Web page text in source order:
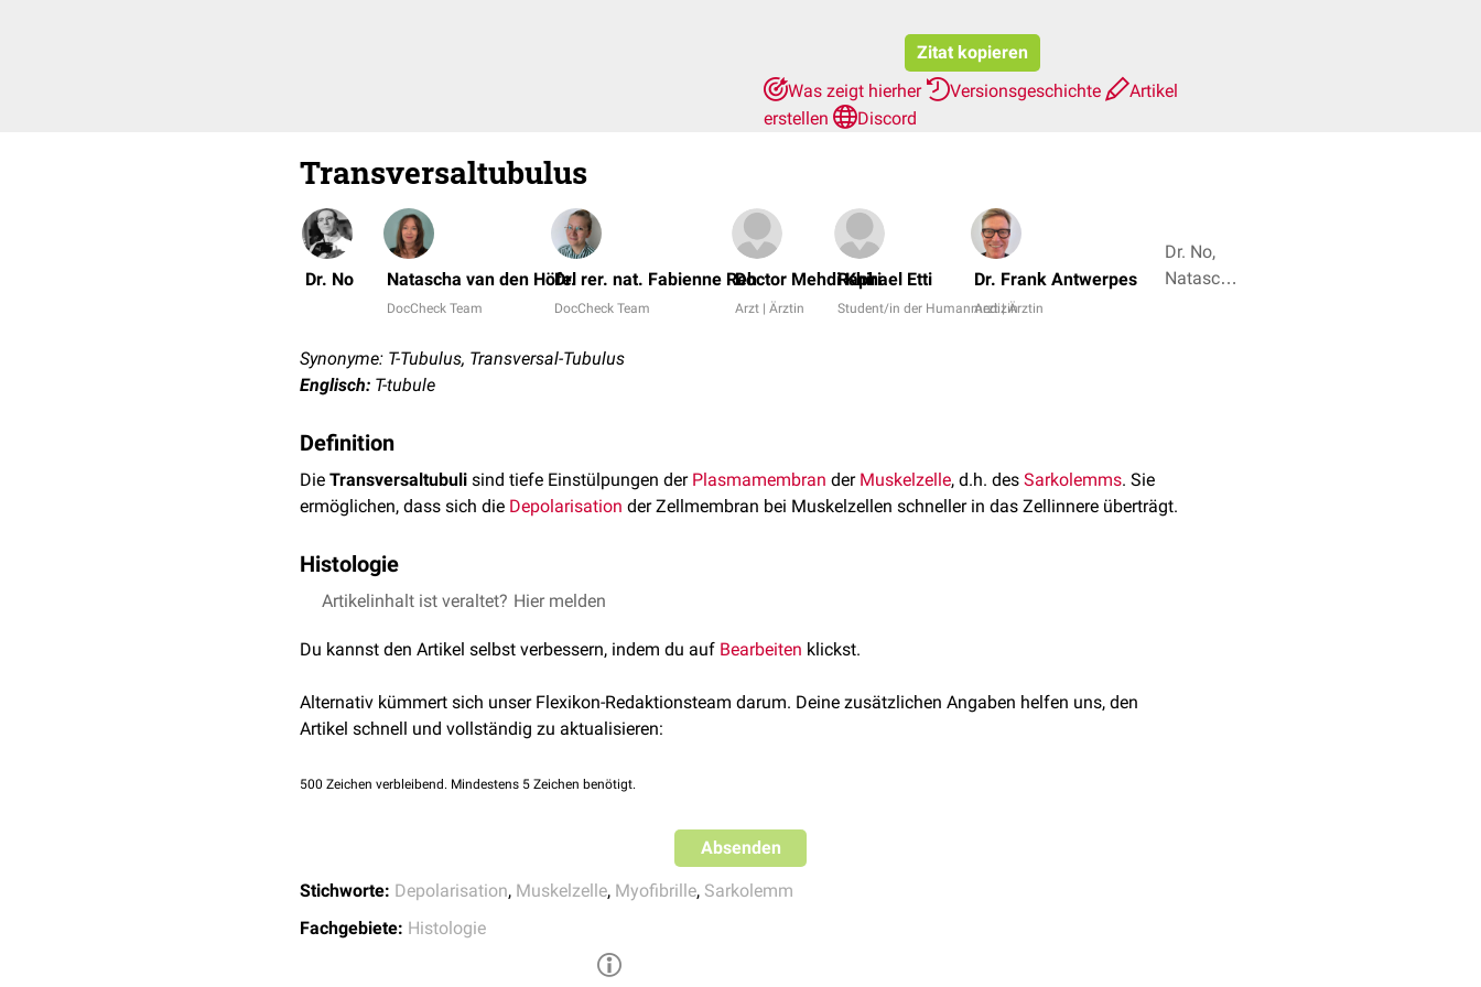
Zitat kopieren
Was zeigt hierher
Versionsgeschichte
Artikel
erstellen
Discord
Transversaltubulus
Dr. No Natascha van den Höfel
DocCheck Team
Dr. rer. nat. Fabienne Reh
DocCheck Team
Doctor Mehdi Khiri
Arzt | Ärztin
Raphael Etti
Student/in der Humanmedizin
Dr. Frank Antwerpes
Arzt | Ärztin
Dr. No,
Natascha
Synonyme: T-Tubulus, Transversal-Tubulus
Englisch: T-tubule
Definition
Die Transversaltubuli sind tiefe Einstülpungen der Plasmamembran der Muskelzelle, d.h. des Sarkolemms. Sie
ermöglichen, dass sich die Depolarisation der Zellmembran bei Muskelzellen schneller in das Zellinnere überträgt.
Histologie
Die Transversaltubuli verlaufen senkrecht zur Faserrichtung der Muskelzelle. Sie bestehen wie die Zellmembran
tiefe Vorstoßen der T-Tubuli in die Zelle wird dasextrazelluläreMilieu in die Nähe des Zellinneren gebracht.
Terminalzisternen
sarkoplasmatischen Retikulums. In Skelettmuskelzellen ist je ein Transversaltubulus mit einem Paar
Terminalzisternen angeordnet. Diese Konstellation nennt man auch
nennt. Sie bestehen aus je einem Transversaltubulus und einer einzelnen Terminalzisterne und befinden sich auf
Artikelinhalt ist veraltet? Hier melden
Du kannst den Artikel selbst verbessern, indem du auf Bearbeiten klickst.
Alternativ kümmert sich unser Flexikon-Redaktionsteam darum. Deine zusätzlichen Angaben helfen uns, den
Artikel schnell und vollständig zu aktualisieren:
500 Zeichen verbleibend. Mindestens 5 Zeichen benötigt.
Absenden
Stichworte: Depolarisation, Muskelzelle, Myofibrille, Sarkolemm
Fachgebiete: Histologie